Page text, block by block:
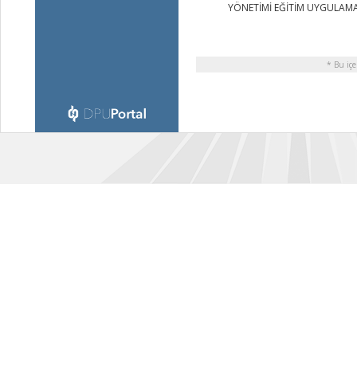
YÖNETİMİ EĞİTİM
* Bu